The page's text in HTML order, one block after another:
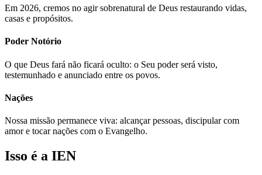
Em 2026, cremos no agir sobrenatural de Deus restaurando vidas,
casas e propósitos.
Poder Notório
O que Deus fará não ficará oculto: o Seu poder será visto,
testemunhado e anunciado entre os povos.
Nações
Nossa missão permanece viva: alcançar pessoas, discipular com
amor e tocar nações com o Evangelho.
Isso é a IEN